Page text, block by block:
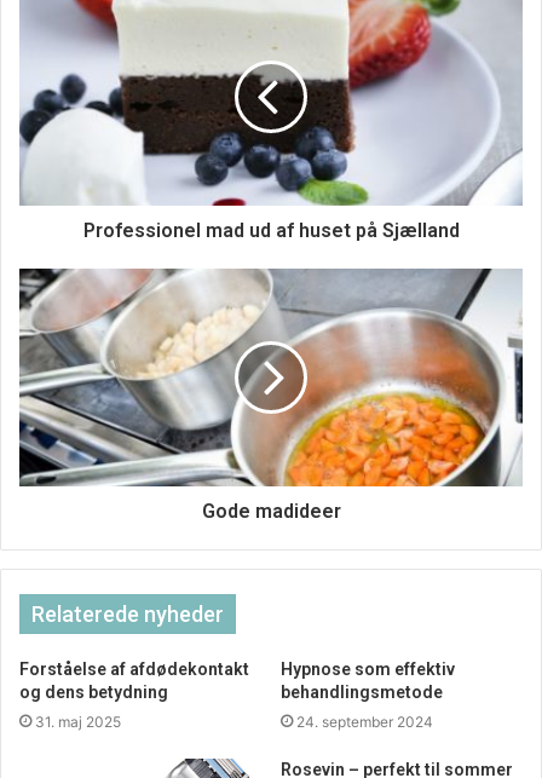
at et stort antal danskere har en tilværelse, der er travl.
Mange har en hverdag, som er fyldt til bristepunktet med
job, daginstitutioner, skoler og masser af praktiske
gøremål, der bare ikke kan ændres på. Det behøver du
heller ikke, hvis du bestiller en af de mange fantastiske
måltidskasser, som fås i dag. De indeholder opskrifter og
ingredienser til præcis de retter, som du bestiller hjem til
dig og din familie. Prøv selv ? det kan varmt anbefales.
Professionel mad ud af huset på Sjælland
Gode madideer
Relaterede nyheder
Forståelse af afdødekontakt
og dens betydning
31. maj 2025
Hypnose som effektiv
behandlingsmetode
24. september 2024
Rosevin – perfekt til sommer